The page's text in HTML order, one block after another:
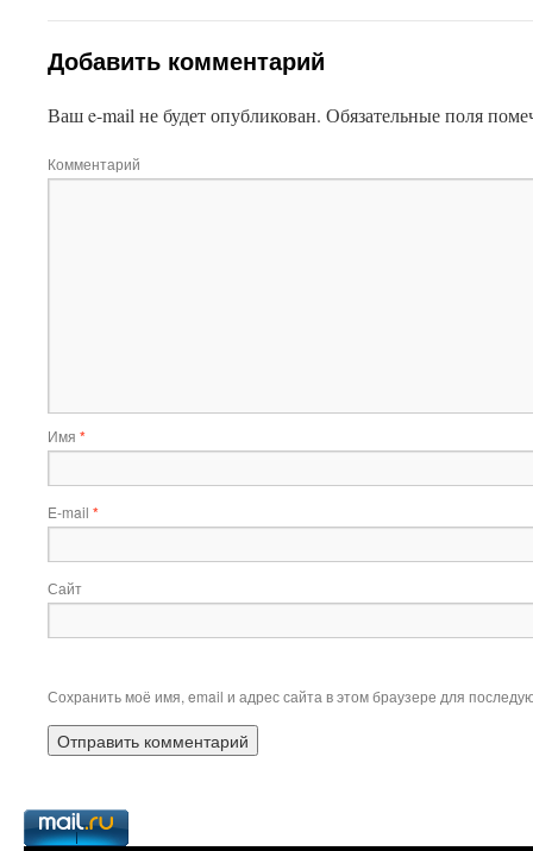
Добавить комментарий
Ваш e-mail не будет опубликован. Обязательные поля
Комментарий
Имя *
E-mail *
Сайт
Сохранить моё имя, email и адрес сайта в этом браузере для